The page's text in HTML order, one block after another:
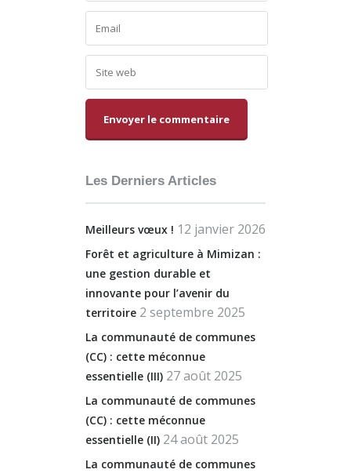
Les Derniers Articles
Meilleurs vœux ! 12 janvier 2026
Forêt et agriculture à Mimizan :
une gestion durable et
innovante pour l’avenir du
territoire 2 septembre 2025
La communauté de communes
(CC) : cette méconnue
essentielle (III) 27 août 2025
La communauté de communes
(CC) : cette méconnue
essentielle (II) 24 août 2025
La communauté de communes